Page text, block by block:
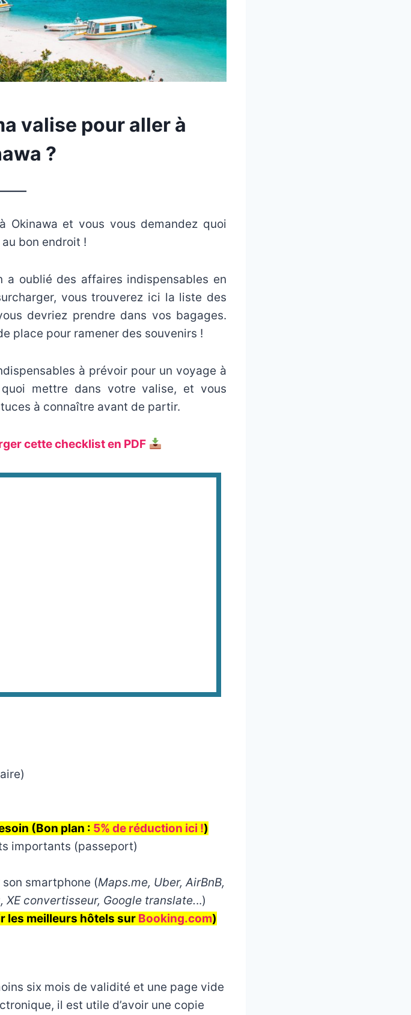
valise pour aller à
?
Okinawa et vous vous demandez quoi
bon endroit !
a oublié des affaires indispensables en
vous trouverez ici la liste des
devriez prendre dans vos bagages.
place pour ramener des souvenirs !
à prévoir pour un voyage à
mettre dans votre valise, et vous
à connaître avant de partir.
cette checklist en PDF
(Bon plan : 5% de réduction ici !)
importants (passeport)
smartphone (Maps.me, Uber, AirBnB,
convertisseur, Google translate...)
les meilleurs hôtels sur Booking.com)
six mois de validité et une page vide
il est utile d’avoir une copie